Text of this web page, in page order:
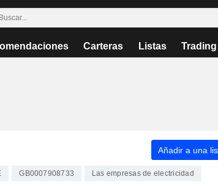
Carteras Listas Trading
Añadir a una
GB0007908733 Las empresas de electricidad